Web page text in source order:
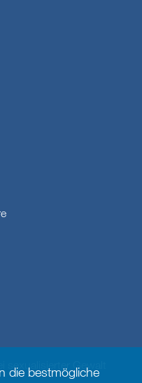
sexualisierter Gewalt
die bestmögliche